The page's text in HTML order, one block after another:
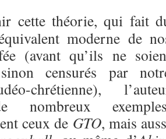
cette théorie, qui fait
moderne de
(avant qu’ils ne
censurés par
chrétienne),
nombreux
ceux de GTO, mais